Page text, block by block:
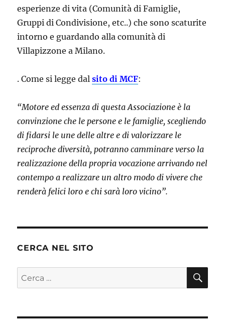
esperienze di vita (Comunità di Famiglie,
Gruppi di Condivisione, etc..) che sono scaturite
intorno e guardando alla comunità di
Villapizzone a Milano.
. Come si legge dalsito di MCF:
“Motore ed essenza di questa Associazione è la
convinzione che le persone e le famiglie, scegliendo
di fidarsi le une delle altre e di valorizzare le
reciproche diversità, potranno camminare verso la
realizzazione della propria vocazione arrivando nel
contempo a realizzare un altro modo di vivere che
renderà felici loro e chi sarà loro vicino”.
CERCA NEL SITO
Cerca: